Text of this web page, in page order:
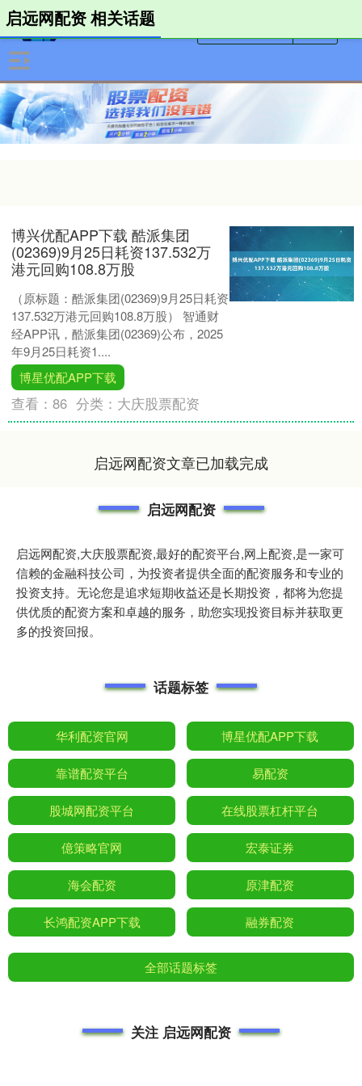
启远网配资 相关话题
博兴优配APP下载 酷派集团
(02369)9月25日耗资137.532万
港元回购108.8万股
（原标题：酷派集团(02369)9月25日耗资
137.532万港元回购108.8万股） 智通财
经APP讯，酷派集团(02369)公布，2025
年9月25日耗资1....
博星优配APP下载
查看：86 分类： 大庆股票配资
启远网配资文章已加载完成
启远网配资
启远网配资,大庆股票配资,最好的配资平台,网上配资,是一家可
信赖的金融科技公司，为投资者提供全面的配资服务和专业的
投资支持。无论您是追求短期收益还是长期投资，都将为您提
供优质的配资方案和卓越的服务，助您实现投资目标并获取更
多的投资回报。
话题标签
华利配资官网 博星优配APP下载
靠谱配资平台 易配资
股城网配资平台 在线股票杠杆平台
億策略官网 宏泰证券
海会配资 原津配资
长鸿配资APP下载 融券配资
全部话题标签
关注 启远网配资